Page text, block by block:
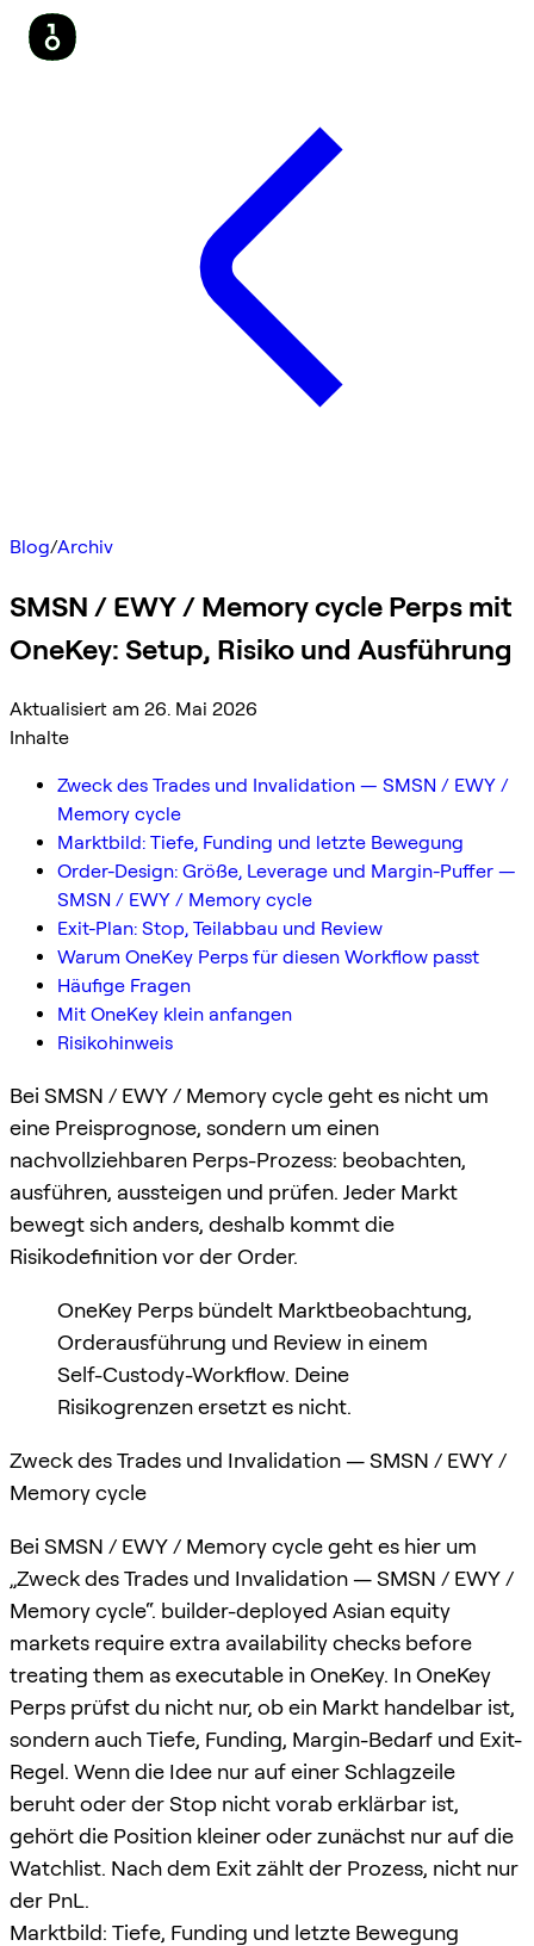
Blog/Archiv
SMSN / EWY / Memory cycle Perps mit
OneKey: Setup, Risiko und Ausführung
Aktualisiert am 26. Mai 2026
Inhalte
Zweck des Trades und Invalidation — SMSN / EWY /
Memory cycle
Marktbild: Tiefe, Funding und letzte Bewegung
Order-Design: Größe, Leverage und Margin-Puffer —
SMSN / EWY / Memory cycle
Exit-Plan: Stop, Teilabbau und Review
Warum OneKey Perps für diesen Workflow passt
Häufige Fragen
Mit OneKey klein anfangen
Risikohinweis
Bei SMSN / EWY / Memory cycle geht es nicht um
eine Preisprognose, sondern um einen
nachvollziehbaren Perps-Prozess: beobachten,
ausführen, aussteigen und prüfen. Jeder Markt
bewegt sich anders, deshalb kommt die
Risikodefinition vor der Order.
OneKey Perps bündelt Marktbeobachtung,
Orderausführung und Review in einem
Self-Custody-Workflow. Deine
Risikogrenzen ersetzt es nicht.
Zweck des Trades und Invalidation — SMSN / EWY /
Memory cycle
Bei SMSN / EWY / Memory cycle geht es hier um
„Zweck des Trades und Invalidation — SMSN / EWY /
Memory cycle“. builder-deployed Asian equity
markets require extra availability checks before
treating them as executable in OneKey. In OneKey
Perps prüfst du nicht nur, ob ein Markt handelbar ist,
sondern auch Tiefe, Funding, Margin-Bedarf und Exit-
Regel. Wenn die Idee nur auf einer Schlagzeile
beruht oder der Stop nicht vorab erklärbar ist,
gehört die Position kleiner oder zunächst nur auf die
Watchlist. Nach dem Exit zählt der Prozess, nicht nur
der PnL.
Marktbild: Tiefe, Funding und letzte Bewegung